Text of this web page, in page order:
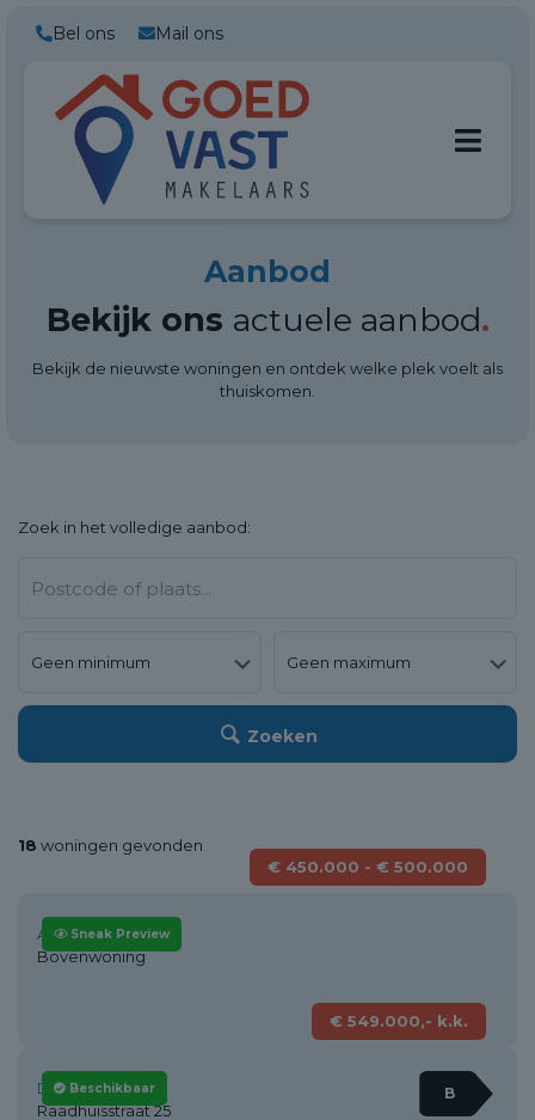
Bel ons Mail ons
Aanbod
Bekijk ons actuele aanbod.
Bekijk de nieuwste woningen en ontdek welke plek voelt als
thuiskomen.
Zoek in het volledige aanbod:
Zoeken
18 woningen gevonden
Sneak Preview
€ 450.000 - € 500.000
Alkmaar
Bovenwoning
B
Beschikbaar
€ 549.000,- k.k.
Dirkshorn
Raadhuisstraat 25